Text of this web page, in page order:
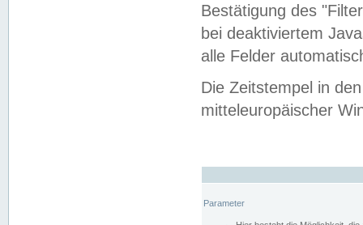
Bestätigung des
bei deaktiviertem
alle Felder
Die Zeitstempel in
mitteleuropäischer
Parameter